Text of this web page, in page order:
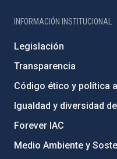
INFORMACIÓN INSTITUCIONAL
Legislación
Transparencia
Código ético y política
Igualdad y diversidad
Forever IAC
Medio Ambiente y